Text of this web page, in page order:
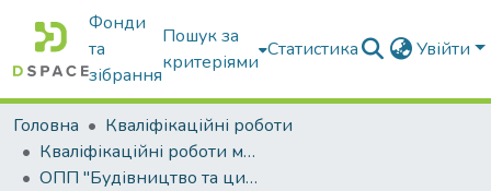
Фонди
та
зібрання
Пошук за
критеріями
Статистика Увійти
Головна
Кваліфікаційні роботи
Кваліфікаційні роботи магістрів
ОПП "Будівництво та цивільна інженерія"